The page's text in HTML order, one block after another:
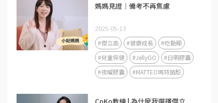
媽媽見證｜備考不再焦慮
2025-05-13
#傑立高 #健康成長
#吃動睡
#兒童保健
#JellyGO
#日明膠囊
#夜曜膠囊
#MATTEO瑪特菌酚
CoKo教練 | 為什麼我選擇傑立